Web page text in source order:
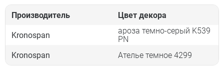
Производитель Цвет декора
Kronospan
ароза темно-серый K539
PN
Kronospan
Ателье темное 4299